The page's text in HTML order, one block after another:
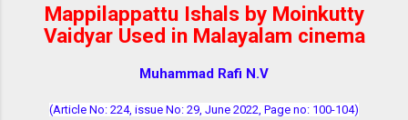
Mappilappattu Ishals by Moinkutty
Vaidyar Used in Malayalam cinema
Muhammad Rafi N.V
(Article No: 224, issue No: 29, June 2022, Page no: 100-104)